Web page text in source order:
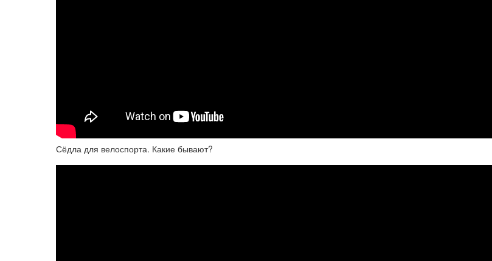
Сёдла для велоспорта. Какие бывают?